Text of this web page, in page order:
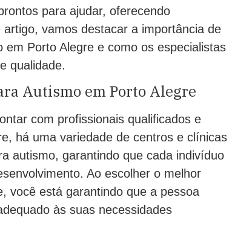
para ajudar, oferecendo
vamos destacar a importância de
Porto Alegre e como os especialistas
qualidade.
Autismo em Porto Alegre
com profissionais qualificados e
há uma variedade de centros e clínicas
autismo, garantindo que cada indivíduo
Ao escolher o melhor
você está garantindo que a pessoa
às suas necessidades